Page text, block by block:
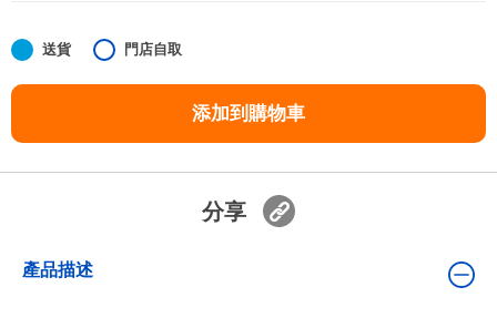
任天堂 Switch
送貨 門店自取
添加到購物車
分享
產品描述